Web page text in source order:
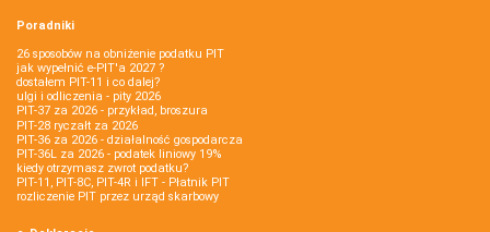
Poradniki
26 sposobów na obniżenie podatku PIT
jak wypełnić e-PIT'a 2027 ?
dostałem PIT-11 i co dalej?
ulgi i odliczenia - pity 2026
PIT-37 za 2026 - przykład, broszura
PIT-28 ryczałt za 2026
PIT-36 za 2026 - działalność gospodarcza
PIT-36L za 2026 - podatek liniowy 19%
kiedy otrzymasz zwrot podatku?
PIT-11, PIT-8C, PIT-4R i IFT - Płatnik PIT
rozliczenie PIT przez urząd skarbowy